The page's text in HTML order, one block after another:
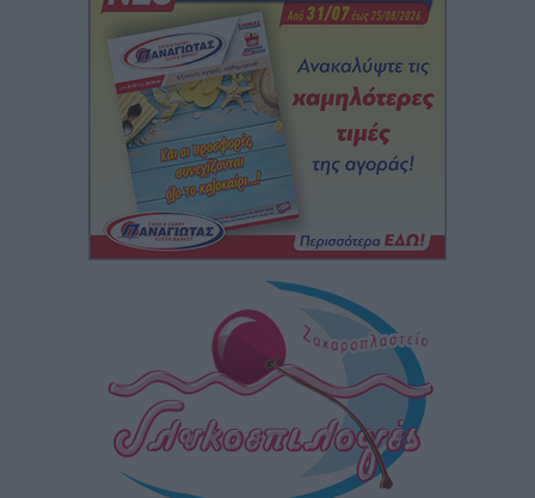
Ειδήσεις• πριν 13 ώρες
Στον Άγιο Νικόλαο Χάλκης ανοίγει ξανά το
ανανεωμένο εκκλησιαστικό μουσείο από τη Λέσχη
Lions Χάλκης
Τοπικές Ειδήσεις • πριν 13 ώρες
Ρόδος: «Βουλιάζει» από τουρίστες – Πάνω από 1 εκατ.
επιβάτες και 55 κρουαζιερόπλοια
Γ’ Εθνική Κατηγορία: Οι ημερομηνίες των
αγωνιστικών της κανονικής περιόδου
πριν 18 ώρες
Συνελήφθησαν δύο άτομα στην Κάρπαθο για άγρα